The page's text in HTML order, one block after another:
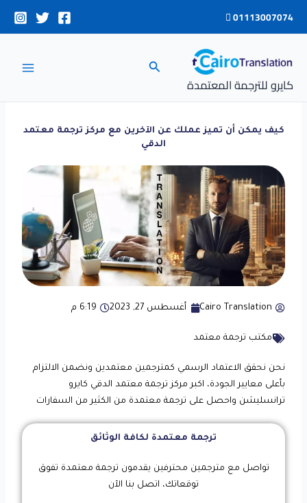
01113007074
كايرو للترجمة المعتمدة
البحث
كيف يمكن أن تميز عملك عن الآخرين مع مركز ترجمة معتمد
الدقي
Cairo Translation أغسطس 27, 2023 6:19 م
مكتب ترجمة معتمد
نحن نحقق الاعتماد الرسمي كمترجمين معتمدين ونضمن الالتزام
بأعلى معايير الجودة، اكبر مركز ترجمة معتمد الدقي كايرو
ترانسليشن واحصل على ترجمة معتمدة من الكثير من السفارات
ترجمة معتمدة لكافة الوثائق
تواصل مع مترجمين محترفين يقدمون ترجمة معتمدة تفوق
توقعاتك، اتصل بنا الآن